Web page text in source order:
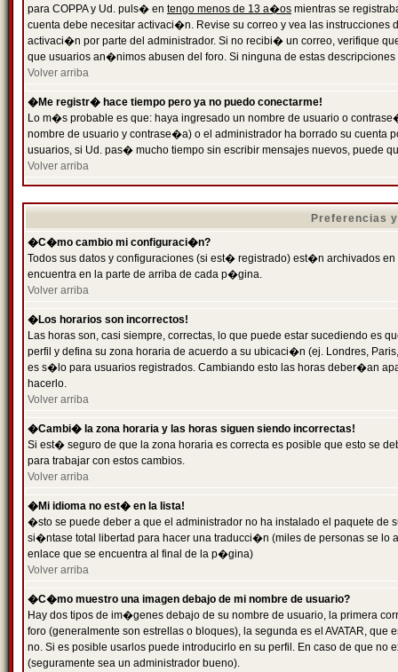
para COPPA y Ud. puls� en tengo menos de 13 a�os mientras se
cuenta debe necesitar activaci�n. Revise su correo y vea las
activaci�n por parte del administrador. Si no recibi� un correo, verifique
que usuarios an�nimos abusen del foro. Si ninguna de estas
Volver arriba
�Me registr� hace tiempo pero ya no puedo conectarme!
Lo m�s probable es que: haya ingresado un nombre de usuario o
nombre de usuario y contrase�a) o el administrador ha borrado su
usuarios, si Ud. pas� mucho tiempo sin escribir mensajes nuevos, puede
Volver arriba
Preferencias
�C�mo cambio mi configuraci�n?
Todos sus datos y configuraciones (si est� registrado) est�n archivados
encuentra en la parte de arriba de cada p�gina.
Volver arriba
�Los horarios son incorrectos!
Las horas son, casi siempre, correctas, lo que puede estar sucediendo es
perfil y defina su zona horaria de acuerdo a su ubicaci�n (ej. Londres,
es s�lo para usuarios registrados. Cambiando esto las horas deber�an
hacerlo.
Volver arriba
�Cambi� la zona horaria y las horas siguen siendo incorrectas!
Si est� seguro de que la zona horaria es correcta es posible que esto se
para trabajar con estos cambios.
Volver arriba
�Mi idioma no est� en la lista!
�sto se puede deber a que el administrador no ha instalado el paquete
si�ntase total libertad para hacer una traducci�n (miles de personas se
enlace que se encuentra al final de la p�gina)
Volver arriba
�C�mo muestro una imagen debajo de mi nombre de usuario?
Hay dos tipos de im�genes debajo de su nombre de usuario, la primera
foro (generalmente son estrellas o bloques), la segunda es el AVATAR,
no. Si es posible usarlos puede introducirlo en su perfil. En caso de que
(seguramente sea un administrador bueno).